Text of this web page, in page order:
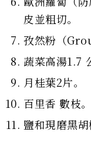
皮並粗切。
孜然粉（
蔬菜高湯1.7
月桂葉2片。
百里香 數枝。
鹽和現磨黑胡